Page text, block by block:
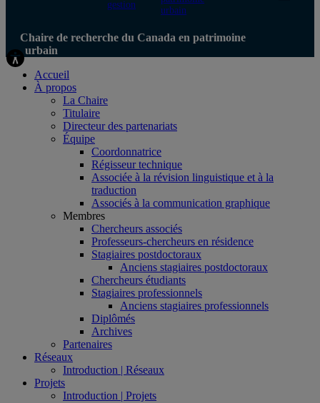
gestion
urbain
Chaire de recherche du Canada en patrimoine
urbain
Accueil
À propos
La Chaire
Titulaire
Directeur des partenariats
Équipe
Coordonnatrice
Régisseur technique
Associée à la révision linguistique et à la
traduction
Associés à la communication graphique
Membres
Chercheurs associés
Professeurs-chercheurs en résidence
Stagiaires postdoctoraux
Anciens stagiaires postdoctoraux
Chercheurs étudiants
Stagiaires professionnels
Anciens stagiaires professionnels
Diplômés
Archives
Partenaires
Réseaux
Introduction | Réseaux
Projets
Introduction | Projets